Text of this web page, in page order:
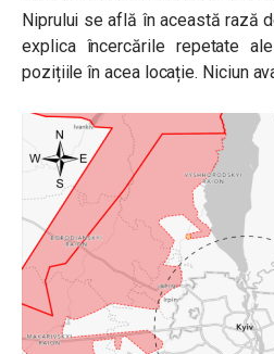
Niprului se află în această rază
explica încercările repetate
pozițiile în acea locație. Niciun